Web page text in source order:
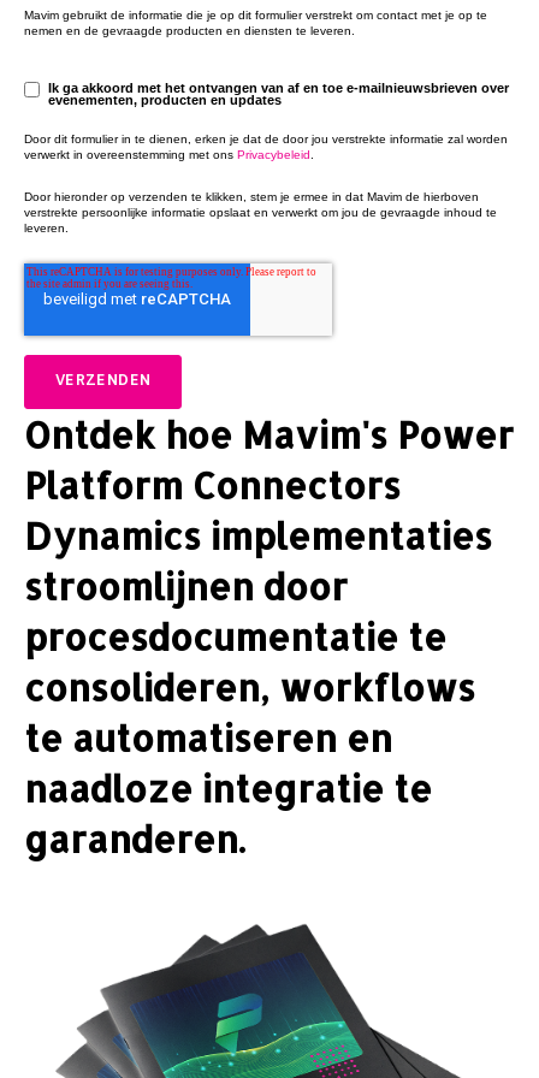
Mavim gebruikt de informatie die je op dit formulier verstrekt om contact met je op te
nemen en de gevraagde producten en diensten te leveren.
Ik ga akkoord met het ontvangen van af en toe e-mailnieuwsbrieven over
evenementen, producten en updates
Door dit formulier in te dienen, erken je dat de door jou verstrekte informatie zal worden
verwerkt in overeenstemming met ons Privacybeleid
Door hieronder op verzenden te klikken, stem je ermee in dat Mavim de hierboven
verstrekte persoonlijke informatie opslaat en verwerkt om jou de gevraagde inhoud te
leveren.
Ontdek hoe Mavim's Power
Platform Connectors
Dynamics implementaties
stroomlijnen door
procesdocumentatie te
consolideren, workflows
te automatiseren en
naadloze integratie te
garanderen.